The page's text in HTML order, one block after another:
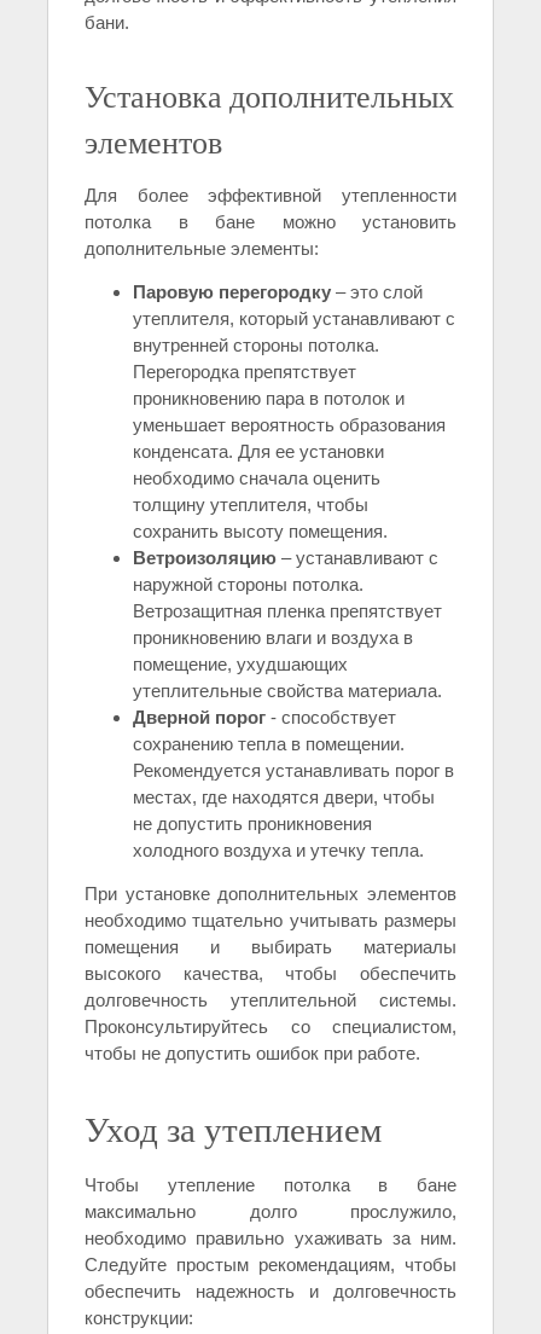
бани.
Установка дополнительных
элементов
Для более эффективной утепленности
потолка в бане можно установить
дополнительные элементы:
Паровую перегородку – это слой
утеплителя, который устанавливают с
внутренней стороны потолка.
Перегородка препятствует
проникновению пара в потолок и
уменьшает вероятность образования
конденсата. Для ее установки
необходимо сначала оценить
толщину утеплителя, чтобы
сохранить высоту помещения.
Ветроизоляцию – устанавливают с
наружной стороны потолка.
Ветрозащитная пленка препятствует
проникновению влаги и воздуха в
помещение, ухудшающих
утеплительные свойства материала.
Дверной порог - способствует
сохранению тепла в помещении.
Рекомендуется устанавливать порог в
местах, где находятся двери, чтобы
не допустить проникновения
холодного воздуха и утечку тепла.
При установке дополнительных элементов
необходимо тщательно учитывать размеры
помещения и выбирать материалы
высокого качества, чтобы обеспечить
долговечность утеплительной системы.
Проконсультируйтесь со специалистом,
чтобы не допустить ошибок при работе.
Уход за утеплением
Чтобы утепление потолка в бане
максимально долго прослужило,
необходимо правильно ухаживать за ним.
Следуйте простым рекомендациям, чтобы
обеспечить надежность и долговечность
конструкции: